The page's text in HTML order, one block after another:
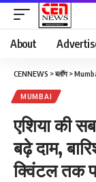
About
CENNEWS >ब्लॉग>
MUMBAI
एशिया की
बढ़े दाम,
क्विंटल तक